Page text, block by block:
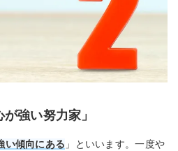
強い努力家」
い傾向にある 」といいます。一度や